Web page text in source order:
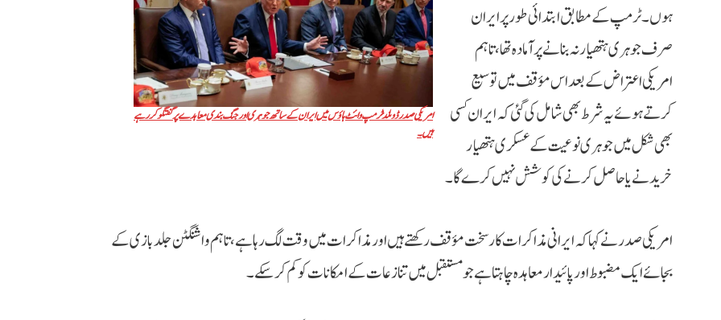
امریکی صدر ڈونلڈ ٹرمپ وائٹ ہاؤس میں ایران کے ساتھ جوہری اور جنگ بندی معاہدے پر گفتگو کر رہے
ہیں۔
ہوں۔ ٹرمپ کے مطابق ابتدائی طور پر ایران
صرف جوہری ہتھیار نہ بنانے پر آمادہ تھا، تاہم
امریکی اعتراض کے بعد اس مؤقف میں توسیع
کرتے ہوئے یہ شرط بھی شامل کی گئی کہ ایران کسی
بھی شکل میں جوہری نوعیت کے عسکری ہتھیار
خریدنے یا حاصل کرنے کی کوشش نہیں کرے گا۔
امریکی صدر نے کہا کہ ایرانی مذاکرات کار سخت مؤقف رکھتے ہیں اور مذاکرات میں وقت لگ رہا ہے، تاہم واشنگٹن جلد بازی کے
بجائے ایک مضبوط اور پائیدار معاہدہ چاہتا ہے جو مستقبل میں تنازعات کے امکانات کو کم کر سکے۔